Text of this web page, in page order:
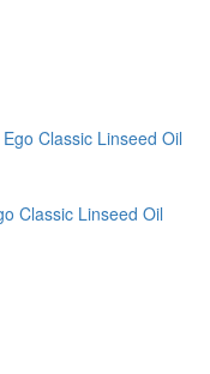
Classic Linseed Oil